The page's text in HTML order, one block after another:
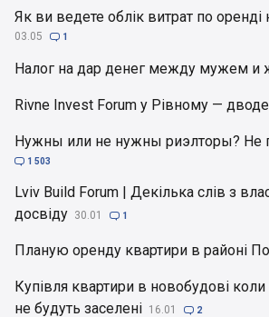
Як ви ведете облік витрат по оренді
03.05  1
Налог на дар денег между мужем и
Rivne Invest Forum у Рівному —
Нужны или не нужны риэлторы? Не
 1 503
Lviv Build Forum | Декілька слів з
досвіду 30.01  1
Планую оренду квартири в районі
Купівля квартири в новобудові коли
не будуть заселені 16.01  2